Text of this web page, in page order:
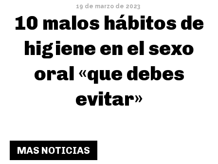
19 de marzo de 2023
10 malos hábitos de
higiene en el sexo
oral «que debes
evitar»
MAS NOTICIAS